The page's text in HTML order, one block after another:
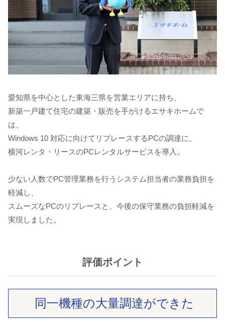
愛知県を中心とした東海三県を営業エリアに持ち、
新築一戸建て住宅の建築・販売を手がけるエサキホームで
は、
Windows 10 対応に向けてリプレースするPCの調達に、
横河レンタ・リースのPCレンタルサービスを導入。
少ない人数でPC管理業務を行うシステム担当者の業務負担を
軽減し、
スムーズなPCのリプレースと、今後の保守業務の負担軽減を
実現しました。
評価ポイント
同一機種の大量調達ができた